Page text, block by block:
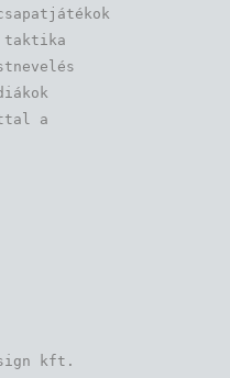
taktika
a
kft.